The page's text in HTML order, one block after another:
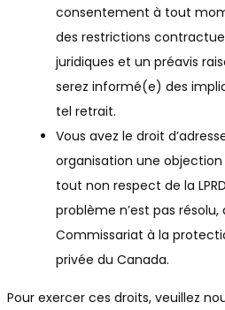
consentement à tout
des restrictions
juridiques et un préavis
serez informé(e) des
tel retrait.
Vous avez le droit
organisation une
tout non respect de la
problème n’est pas résolu,
Commissariat à la
privée du Canada.
Pour exercer ces droits, veuillez